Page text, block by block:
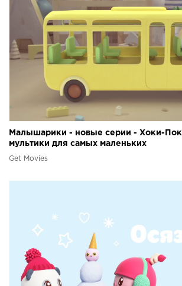
Малышарики - новые серии - Хоки-
мультики для самых маленьких
Get Movies